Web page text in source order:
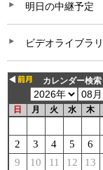
明日の中継予定
ビデオライブラリ
カレンダー検索
日 月 火 水 木
2
3 4 5 6
9
10 11 12 13